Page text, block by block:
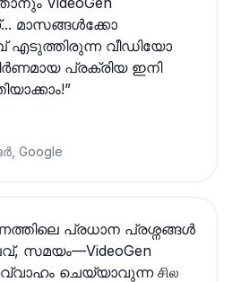
മാസങ്ങൾക്കോ
എടുത്തിരുന്ന വീഡിയോ
പ്രക്രിയ ഇനി
”
Google
പ്രധാന പ്രശ്നങ്ങൾ
സമയം—VideoGen
ചെയ്യാവുന്ന சில